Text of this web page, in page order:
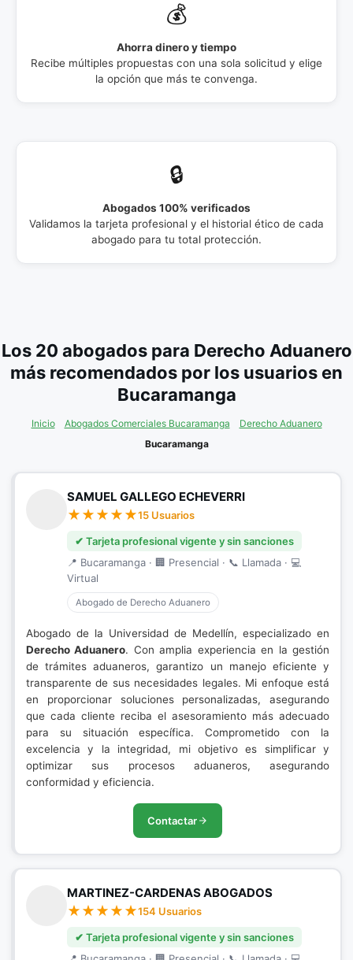
💰
Ahorra dinero y tiempo
Recibe múltiples propuestas con una sola solicitud y elige
la opción que más te convenga.
🔒
Abogados 100% verificados
Validamos la tarjeta profesional y el historial ético de cada
abogado para tu total protección.
Los 20 abogados para Derecho Aduanero
más recomendados por los usuarios en
Bucaramanga
Inicio Abogados Comerciales Bucaramanga
Derecho Aduanero
Bucaramanga
SAMUEL GALLEGO ECHEVERRI
15 Usuarios
✔ Tarjeta profesional vigente y sin sanciones
📍 Bucaramanga · 🏢 Presencial · 📞 Llamada · 💻
Virtual
Abogado de Derecho Aduanero
Abogado de la Universidad de Medellín, especializado en
Derecho Aduanero. Con amplia experiencia en la gestión
de trámites aduaneros, garantizo un manejo eficiente y
transparente de sus necesidades legales. Mi enfoque está
en proporcionar soluciones personalizadas, asegurando
que cada cliente reciba el asesoramiento más adecuado
para su situación específica. Comprometido con la
excelencia y la integridad, mi objetivo es simplificar y
optimizar sus procesos aduaneros, asegurando
conformidad y eficiencia.
Contactar
MARTINEZ-CARDENAS ABOGADOS
154 Usuarios
✔ Tarjeta profesional vigente y sin sanciones